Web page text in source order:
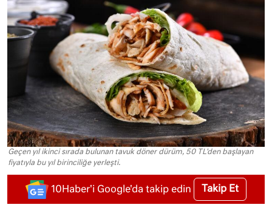
Geçen yıl ikinci sırada bulunan tavuk döner dürüm, 50 TL'den başlayan
fiyatıyla bu yıl birinciliğe yerleşti.
10Haber'i Google'da takip edin Takip Et